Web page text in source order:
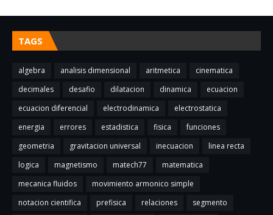
TAGS
algebra analisis dimensional aritmetica
cinematica
decimales
desafio dilatacion dinamica
ecuacion
ecuacion diferencial
electrodinamica
electrostatica
energia
errores estadistica fisica
funciones
geometria
gravitacion universal inecuacion
linea recta
logica
magnetismo matech77
matematica
mecanica fluidos
movimiento armonico simple
notacion cientifica
prefisica relaciones
segmento